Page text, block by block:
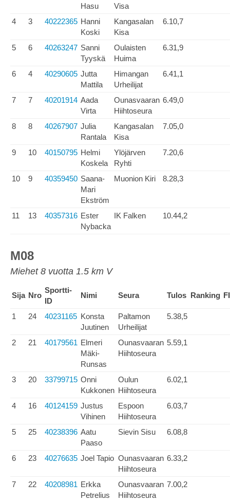
Hasu
Visa
4 3 40222365 Hanni
Koski
Kangasalan
Kisa
6.10,7
5 6 40263247 Sanni
Tyyskä
Oulaisten
Huima
6.31,9
6 4 40290605 Jutta
Mattila
Himangan
Urheilijat
6.41,1
7 7 40201914 Aada
Virta
Ounasvaaran
Hiihtoseura
6.49,0
8 8 40267907 Julia
Rantala
Kangasalan
Kisa
7.05,0
9 10 40150795 Helmi
Koskela
Ylöjärven
Ryhti
7.20,6
10 9 40359450 Saana-
Mari
Ekström
Muonion Kiri 8.28,3
11 13 40357316 Ester
Nybacka
IK Falken 10.44,2
M08
Miehet 8 vuotta 1.5 km V
Sija Nro
Sportti-
ID
Nimi Seura Tulos Ranking
1 24 40231165 Konsta
Juutinen
Paltamon
Urheilijat
5.38,5
2 21 40179561 Elmeri
Mäki-
Runsas
Ounasvaaran
Hiihtoseura
5.59,1
3 20 33799715 Onni
Kukkonen
Oulun
Hiihtoseura
6.02,1
4 16 40124159 Justus
Vihinen
Espoon
Hiihtoseura
6.03,7
5 25 40238396 Aatu
Paaso
Sievin Sisu 6.08,8
6 23 40276635 Joel Tapio Ounasvaaran
Hiihtoseura
6.33,2
7 22 40208981 Erkka
Petrelius
Ounasvaaran
Hiihtoseura
7.00,2